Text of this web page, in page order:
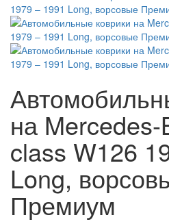
на
class W126
Long,
Премиум